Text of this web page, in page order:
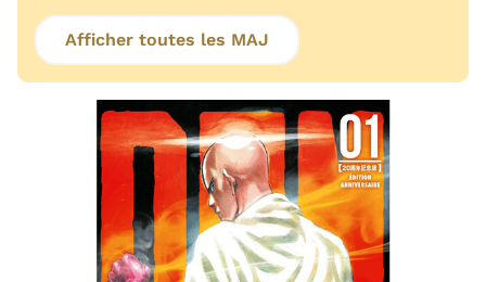
Afficher toutes les MAJ